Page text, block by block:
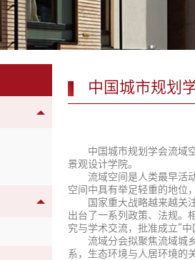
中国城市规划
中国城市规划学会流域
景观设计学院。
流域空间是人类最早活
空间中具有举足轻重的地位
国家重大战略越来越关
出台了一系列政策、法规。
究与学术交流，批准成立“
流域分会拟聚焦流域城
系，生态环境与人居环境的